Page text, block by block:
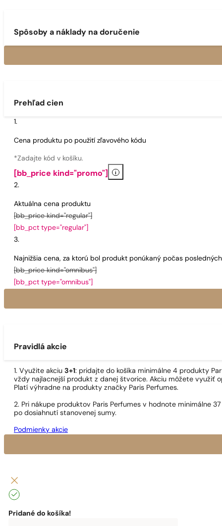
Spôsoby a náklady na doručenie
Prehľad cien
Cena produktu po použití zľavového kódu
*Zadajte kód v košíku.
[bb_price kind="promo"] i
Aktuálna cena produktu
[bb_price kind="regular"]
[bb_pct type="regular"]
Najnižšia cena, za ktorú bol produkt ponúkaný počas
[bb_price kind="omnibus"]
[bb_pct type="omnibus"]
Pravidlá akcie
1. Využite akciu 3+1: pridajte do košíka minimálne 4 produkty
vždy najlacnejší produkt z danej štvorice. Akciu môžete využiť
Platí výhradne na produkty značky Paris Perfumes.
2. Pri nákupe produktov Paris Perfumes v hodnote minimálne
po dosiahnutí stanovenej sumy.
Podmienky akcie
Pridané do košíka!